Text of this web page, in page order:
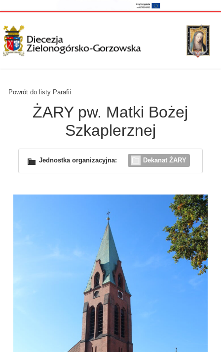
Powrót do listy Parafii
ŻARY pw. Matki Bożej
Szkaplerznej
Jednostka organizacyjna: Dekanat ŻARY